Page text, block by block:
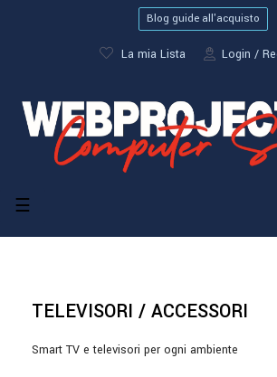
Blog guide all'acquisto
La mia Lista Login
navigazione
☰
TELEVISORI / ACCESSORI
Smart TV e televisori per ogni ambiente